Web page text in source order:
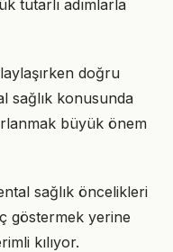
tutarlı adımlarla
doğru
sağlık konusunda
büyük önem
sağlık öncelikleri
göstermek yerine
kılıyor.